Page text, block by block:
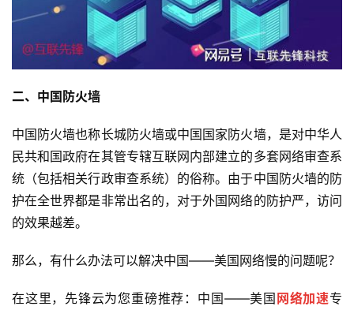
二、中国防火墙
中国防火墙也称长城防火墙或中国国家防火墙，是对中华人
民共和国政府在其管专辖互联网内部建立的多套网络审查系
统（包括相关行政审查系统）的俗称。由于中国防火墙的防
护在全世界都是非常出名的，对于外国网络的防护严，访问
的效果越差。
那么，有什么办法可以解决中国——美国网络慢的问题呢？
在这里，先锋云为您重磅推荐：中国——美国 网络加速专